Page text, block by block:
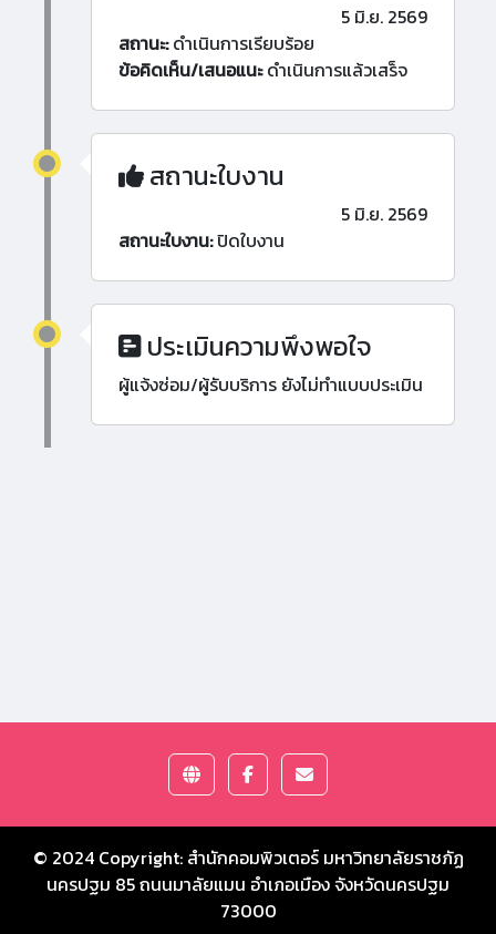
5 มิ.ย. 2569
สถานะ:ดำเนินการเรียบร้อย
ข้อคิดเห็น/เสนอแนะดำเนินการแล้วเสร็จ
สถานะใบงาน
5 มิ.ย. 2569
สถานะใบงาน:ปิดใบงาน
ประเมินความพึงพอใจ
ผู้แจ้งซ่อม/ผู้รับบริการ ยังไม่ทำแบบประเมิน
© 2024 Copyright: สำนักคอมพิวเตอร์ มหาวิทยาลัยราชภัฏ
นครปฐม 85 ถนนมาลัยแมน อำเภอเมือง จังหวัดนครปฐม
73000